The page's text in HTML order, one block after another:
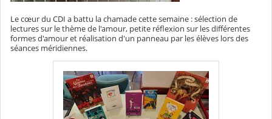
Le cœur du CDI a battu la chamade cette semaine : sélection de
lectures sur le thème de l'amour, petite réflexion sur les différentes
formes d'amour et réalisation d'un panneau par les élèves lors des
séances méridiennes.